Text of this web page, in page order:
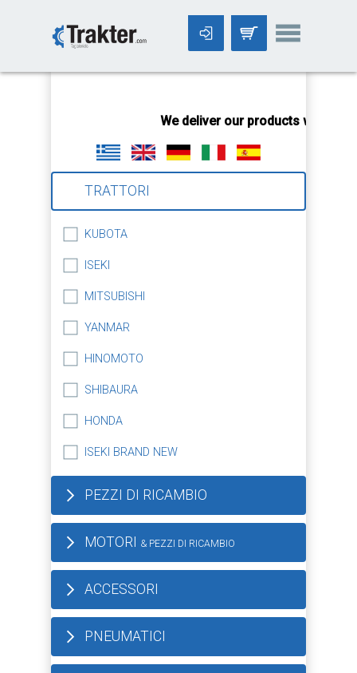
We deliver our products
TRATTORI
KUBOTA
ISEKI
MITSUBISHI
YANMAR
HINOMOTO
SHIBAURA
HONDA
ISEKI BRAND NEW
PEZZI DI RICAMBIO
MOTORI & PEZZI DI RICAMBIO
ACCESSORI
PNEUMATICI